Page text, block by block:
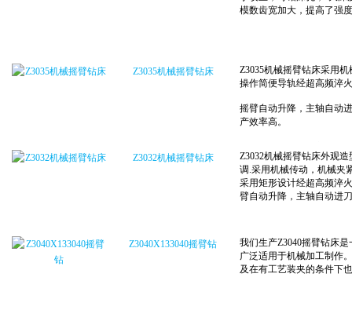
Z3035机械摇臂钻床
Z3032机械摇臂钻床
Z3040X133040摇臂钻